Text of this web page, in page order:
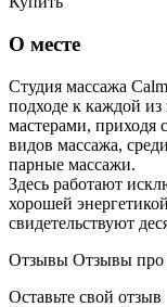
О месте
Студия массажа
подходе к каждой из
мастерами, приходя
видов массажа,
парные массажи.
Здесь работают
хорошей
свидетельствуют
Отзывы Отзывы про
Оставьте свой отзыв